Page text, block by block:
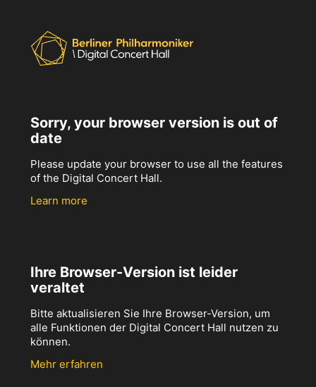
Sorry, your browser version is out of
date
Please update your browser to use all the features
of the Digital Concert Hall.
Learn more
Ihre Browser-Version ist leider
veraltet
Bitte aktualisieren Sie Ihre Browser-Version, um
alle Funktionen der Digital Concert Hall nutzen zu
können.
Mehr erfahren